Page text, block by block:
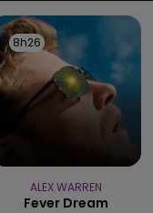
8h26
8h26
ALEX WARREN
Fever Dream